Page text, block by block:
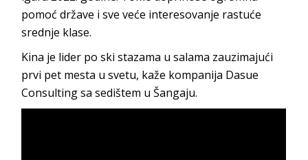
pomoć države i sve veće interesovanje rastuće
srednje klase.
Kina je lider po ski stazama u salama zauzimajući
prvi pet mesta u svetu, kaže kompanija Dasue
Consulting sa sedištem u Šangaju.